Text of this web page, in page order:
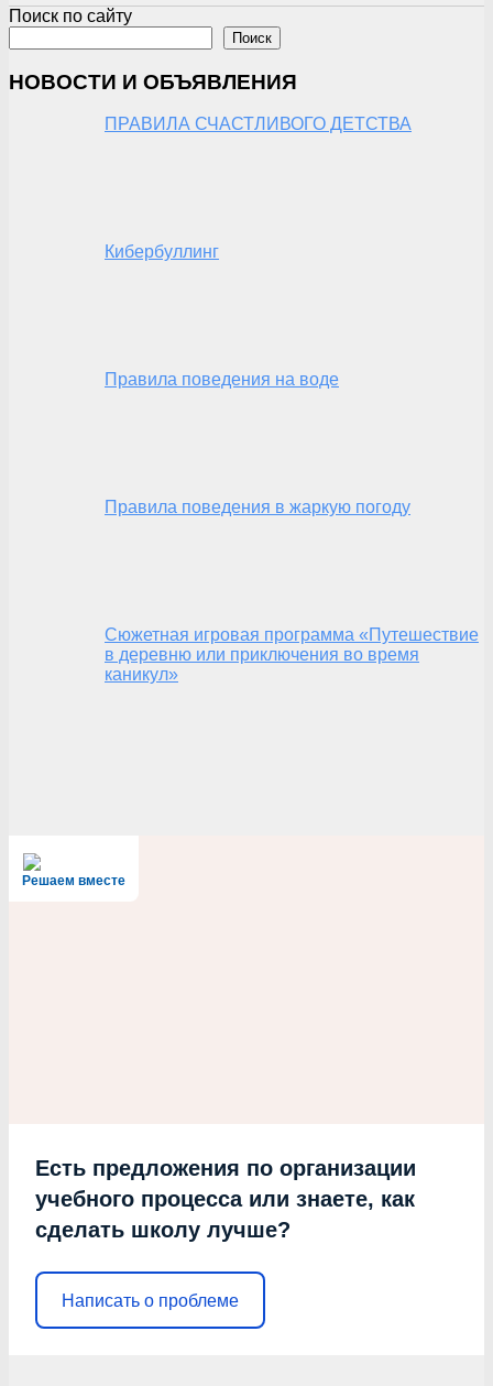
Поиск по сайту
Поиск
НОВОСТИ И ОБЪЯВЛЕНИЯ
ПРАВИЛА СЧАСТЛИВОГО ДЕТСТВА
Кибербуллинг
Правила поведения на воде
Правила поведения в жаркую погоду
Сюжетная игровая программа «Путешествие
в деревню или приключения во время
каникул»
Решаем вместе
Есть предложения по организации
учебного процесса или знаете, как
сделать школу лучше?
Написать о проблеме